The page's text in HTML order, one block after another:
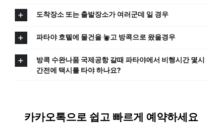
도착장소 또는 출발장소가 여러군데 일 경우
파타야 호텔에 물건을 놓고 방콕으로 왔을경우
방콕 수완나품 국제공항 갈때 파타야에서 비행시간 몇시
간전에 택시를 타야 하나요?
카카오톡으로 쉽고 빠르게 예약하세요